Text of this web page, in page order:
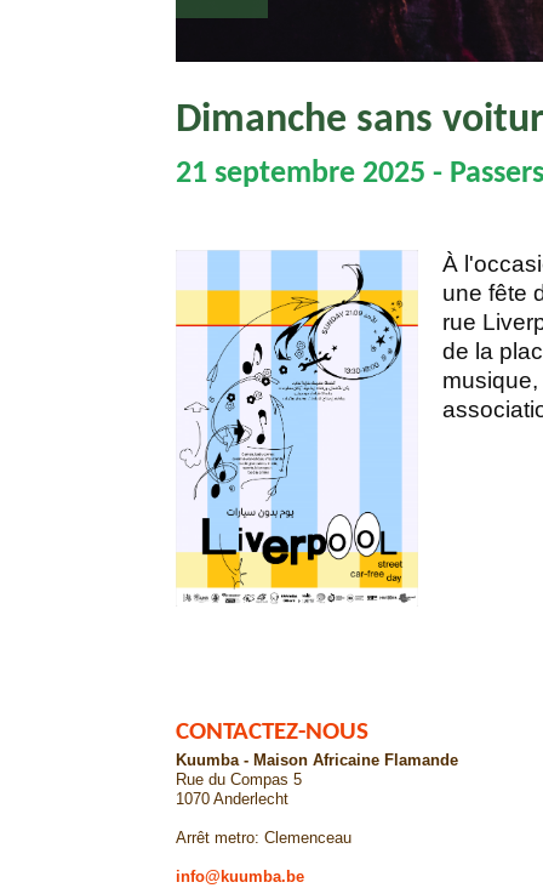
Dimanche sans
21 septembre 2025 -
À
une fête
rue
de la
CONTACTEZ-NOUS
Kuumba - Maison Africaine Flamande
Rue du Compas 5
1070 Anderlecht
Arrêt metro: Clemenceau
info@kuumba.be